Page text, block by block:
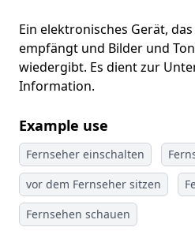
Ein elektronisches Gerät,
empfängt und Bilder und
wiedergibt. Es dient zur
Information.
Example use
Fernseher einschalten
vor dem Fernseher sitzen
Fernsehen schauen